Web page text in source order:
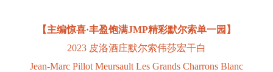
【主编惊喜·丰盈饱满JMP精彩默尔索单一园】
2023 皮洛酒庄默尔索伟莎宏干白
Jean-Marc Pillot Meursault Les Grands Charrons Blanc